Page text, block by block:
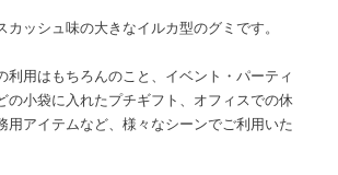
カッシュ味の大きなイルカ型のグミです。
利用はもちろんのこと、イベント・パーティ
の小袋に入れたプチギフト、オフィスでの休
用アイテムなど、様々なシーンでご利用いた